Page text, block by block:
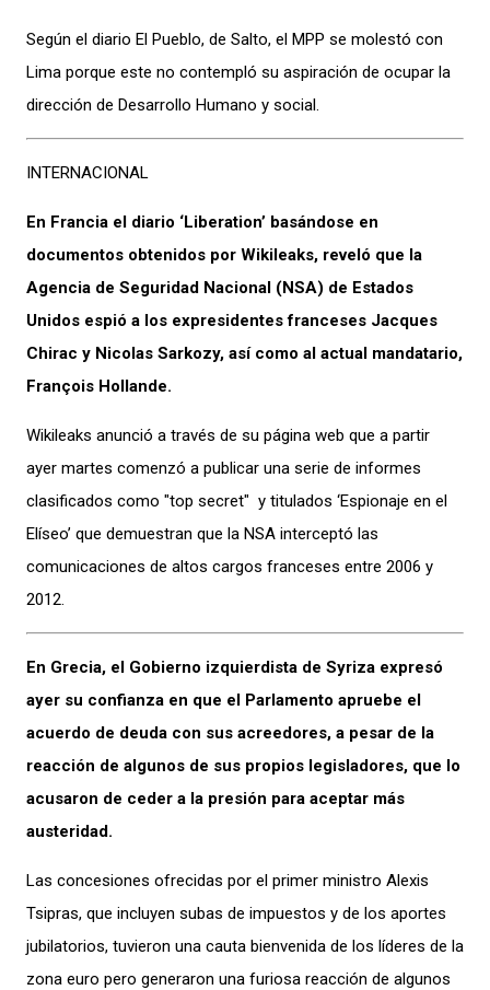
Según el diario El Pueblo, de Salto, el MPP se molestó con
Lima porque este no contempló su aspiración de ocupar la
dirección de Desarrollo Humano y social.
INTERNACIONAL
En Francia el diario ‘Liberation’ basándose en
documentos obtenidos por Wikileaks, reveló que la
Agencia de Seguridad Nacional (NSA) de Estados
Unidos espió a los expresidentes franceses Jacques
Chirac y Nicolas Sarkozy, así como al actual mandatario,
François Hollande.
Wikileaks anunció a través de su página web que a partir
ayer martes comenzó a publicar una serie de informes
clasificados como "top secret" y titulados ‘Espionaje en el
Elíseo’ que demuestran que la NSA interceptó las
comunicaciones de altos cargos franceses entre 2006 y
2012.
En Grecia, el Gobierno izquierdista de Syriza expresó
ayer su confianza en que el Parlamento apruebe el
acuerdo de deuda con sus acreedores, a pesar de la
reacción de algunos de sus propios legisladores, que lo
acusaron de ceder a la presión para aceptar más
austeridad.
Las concesiones ofrecidas por el primer ministro Alexis
Tsipras, que incluyen subas de impuestos y de los aportes
jubilatorios, tuvieron una cauta bienvenida de los líderes de la
zona euro pero generaron una furiosa reacción de algunos